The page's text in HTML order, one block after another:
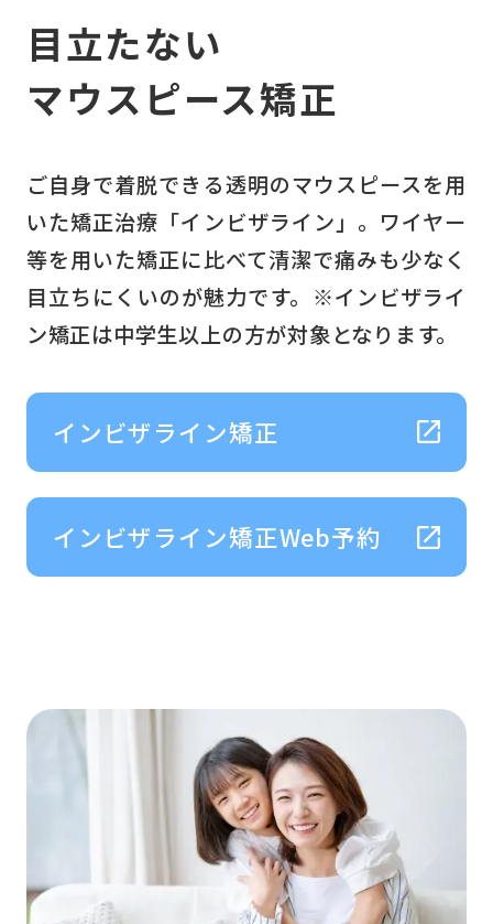
目立たない
マウスピース矯正
ご自身で着脱できる透明のマウスピースを用
いた矯正治療「インビザライン」。ワイヤー
等を用いた矯正に比べて清潔で痛みも少なく
目立ちにくいのが魅力です。※インビザライ
ン矯正は中学生以上の方が対象となります。
インビザライン矯正
インビザライン矯正Web予約